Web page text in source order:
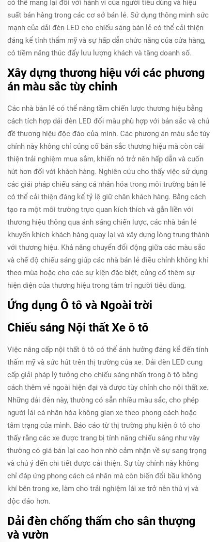
có thể mang lại đối với hành vi của người tiêu dùng và hiệu
suất bán hàng trong các cơ sở bán lẻ. Sử dụng thông minh sức
mạnh của dải đèn LED cho chiếu sáng bán lẻ có thể cải thiện
đáng kể tính thẩm mỹ và sự hấp dẫn chức năng của cửa hàng,
có tiềm năng thúc đẩy lưu lượng khách và tăng doanh số.
Xây dựng thương hiệu với các phương
án màu sắc tùy chỉnh
Các nhà bán lẻ có thể nâng tầm chiến lược thương hiệu bằng
cách tích hợp dải đèn LED đổi màu phù hợp với bản sắc và chủ
đề thương hiệu độc đáo của mình. Các phương án màu sắc tùy
chỉnh này không chỉ củng cố bản sắc thương hiệu mà còn cải
thiện trải nghiệm mua sắm, khiến nó trở nên hấp dẫn và cuốn
hút hơn đối với khách hàng. Nghiên cứu cho thấy việc sử dụng
các giải pháp chiếu sáng cá nhân hóa trong môi trường bán lẻ
có thể cải thiện đáng kể tỷ lệ giữ chân khách hàng. Bằng cách
tạo ra một môi trường trực quan kích thích và gắn liền với
thương hiệu thông qua ánh sáng chiến lược, các nhà bán lẻ
khuyến khích khách hàng quay lại và xây dựng lòng trung thành
với thương hiệu. Khả năng chuyển đổi động giữa các màu sắc
và chế độ chiếu sáng giúp các nhà bán lẻ điều chỉnh không khí
theo mùa hoặc cho các sự kiện đặc biệt, củng cố thêm sự
hiện diện của thương hiệu trong tâm trí người tiêu dùng.
Ứng dụng Ô tô và Ngoài trời
Chiếu sáng Nội thất Xe ô tô
Việc nâng cấp nội thất ô tô có thể ảnh hưởng đáng kể đến tính
thẩm mỹ và sức hút trên thị trường của xe. Dải đèn LED cung
cấp giải pháp lý tưởng cho chiếu sáng nhấn trong ô tô bằng
cách thêm vẻ ngoài hiện đại và được tùy chỉnh cho nội thất xe.
Những dải đèn này, thường có sẵn nhiều màu sắc, cho phép
người lái cá nhân hóa không gian xe theo phong cách hoặc
tâm trạng của mình. Báo cáo từ thị trường phụ kiện ô tô cho
thấy rằng các xe được trang bị tính năng chiếu sáng như vậy
thường có giá bán lại cao hơn nhờ cảm nhận về sự sang trọng
và chú ý đến chi tiết được cải thiện. Sự tùy chỉnh này không
chỉ đáp ứng phong cách cá nhân mà còn biến đổi bầu không
khí bên trong xe, làm cho trải nghiệm lái xe trở nên thú vị và
độc đáo hơn.
Dải đèn chống thấm cho sân thượng
và vườn